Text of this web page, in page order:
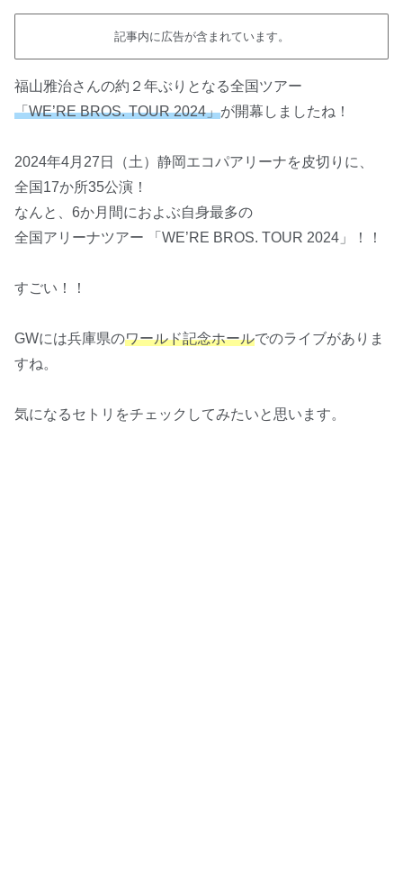
記事内に広告が含まれています。
福山雅治さんの約２年ぶりとなる全国ツアー
「WE’RE BROS. TOUR 2024」が開幕しましたね！
2024年4月27日（土）静岡エコパアリーナを皮切りに、
全国17か所35公演！
なんと、6か月間におよぶ自身最多の
全国アリーナツアー 「WE’RE BROS. TOUR 2024」！！
すごい！！
GWには兵庫県のワールド記念ホールでのライブがありま
すね。
気になるセトリをチェックしてみたいと思います。